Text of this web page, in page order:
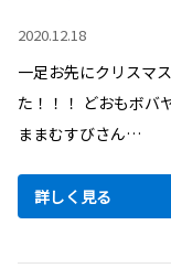
2020.12.18
一足お先にクリスマ
た！！！ どおもボバ
ままむすびさん…
詳しく見る